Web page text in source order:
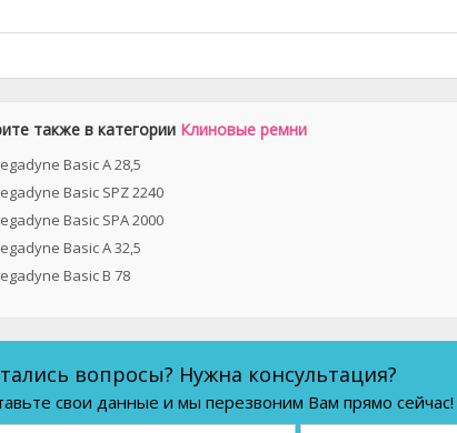
также в категории Клиновые ремни
Basic A 28,5
Basic SPZ 2240
Basic SPA 2000
Basic A 32,5
Basic B 78
вопросы? Нужна консультация?
свои данные и мы перезвоним Вам прямо сейчас!